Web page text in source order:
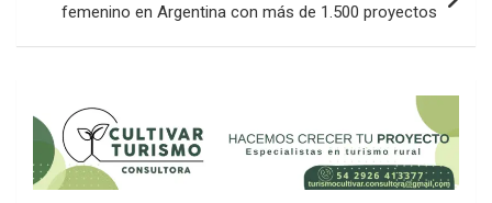
femenino en Argentina con más de 1.500 proyectos